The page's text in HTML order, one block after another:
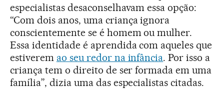
especialistas desaconselhavam essa opção:
“Com dois anos, uma criança ignora
conscientemente se é homem ou mulher.
Essa identidade é aprendida com aqueles que
estiverem ao seu redor na infância. Por isso a
criança tem o direito de ser formada em uma
família”, dizia uma das especialistas citadas.